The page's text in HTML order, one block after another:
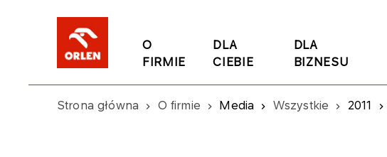
O
FIRMIE
DLA
CIEBIE
DLA
BIZNESU
Strona główna O firmie Media Wszystkie 2011